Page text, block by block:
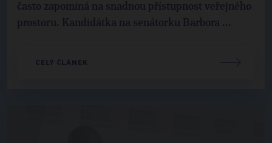
často zapomíná na snadnou přístupnost veřejného
prostoru. Kandidátka na senátorku Barbora ...
CELÝ ČLÁNEK